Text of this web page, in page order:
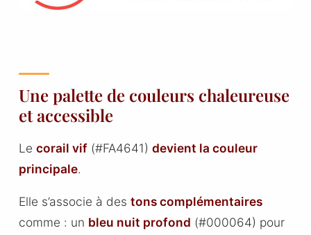
Une palette de couleurs chaleureuse
et accessible
Le corail vif(#FA4641) devient la couleur
principale.
Elle s’associe à des tons complémentaires
comme : un bleu nuit profond (#000064) pour